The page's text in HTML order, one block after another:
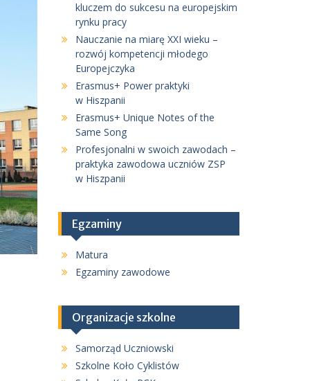
kluczem do sukcesu na europejskim
rynku pracy
Nauczanie na miarę XXI wieku –
rozwój kompetencji młodego
Europejczyka
Erasmus+ Power praktyki
w Hiszpanii
Erasmus+ Unique Notes of the
Same Song
Profesjonalni w swoich zawodach –
praktyka zawodowa uczniów ZSP
w Hiszpanii
Egzaminy
Matura
Egzaminy zawodowe
Organizacje szkolne
Samorząd Uczniowski
Szkolne Koło Cyklistów